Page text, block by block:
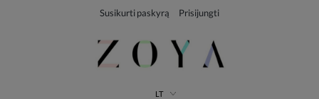
Susikurti paskyrą Prisijungti
LT